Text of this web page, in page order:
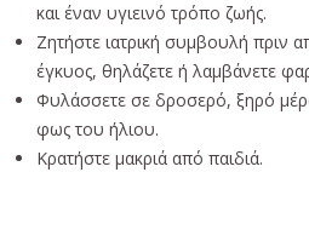
και έναν υγιεινό τρόπο ζωής.
Ζητήστε ιατρική συμβουλή πριν
έγκυος, θηλάζετε ή λαμβάνετε
Φυλάσσετε σε δροσερό, ξηρό
φως του ήλιου.
Κρατήστε μακριά από παιδιά.